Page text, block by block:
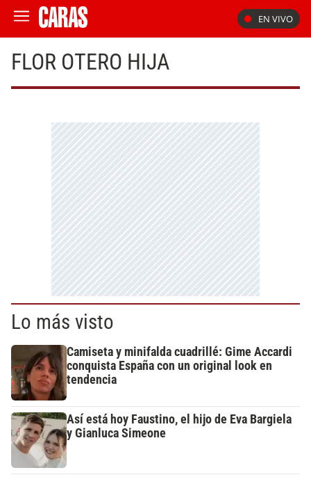
EN VIVO
FLOR OTERO HIJA
Lo más visto
Camiseta y minifalda cuadrillé: Gime Accardi
conquista España con un original look en
tendencia
Así está hoy Faustino, el hijo de Eva Bargiela
y Gianluca Simeone